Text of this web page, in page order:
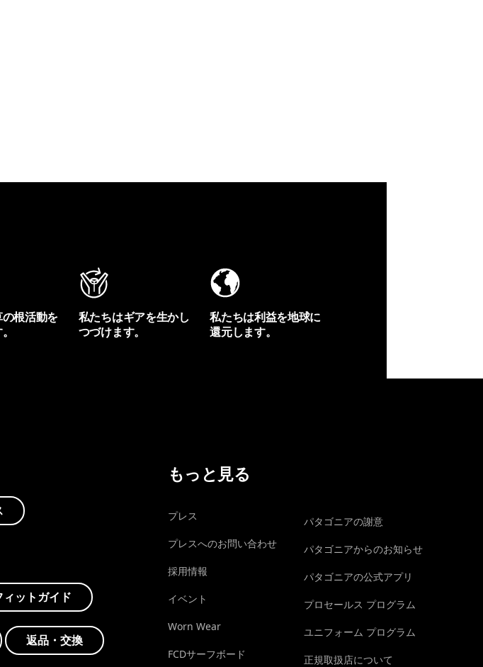
根活動を
私たちはギアを生かし
つづけます。
私たちは利益を地球に
還元します。
ットガイド
返品・交換
もっと見る
プレス
プレスへのお問い合わせ
採用情報
イベント
Worn Wear
FCDサーフボード
パタゴニアの謝意
パタゴニアからのお知らせ
パタゴニアの公式アプリ
プロセールス プログラム
ユニフォーム プログラム
正規取扱店について